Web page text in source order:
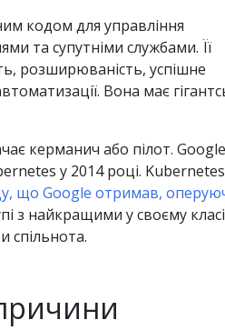
кодом для управління
та супутніми службами. Її
розширюваність, успішне
Вона має
керманич або пілот. Google
у 2014 році. Kubernetes
що Google отримав,
з найкращими у своєму класі
спільнота.